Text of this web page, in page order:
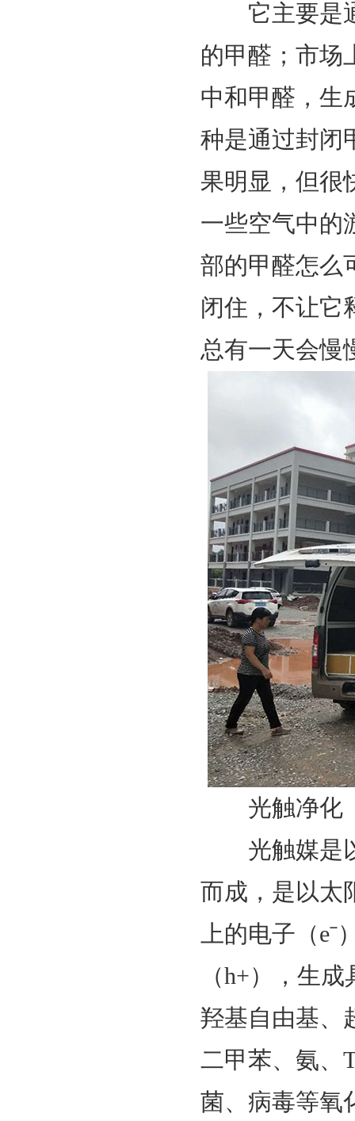
它主要是通
的甲醛；市场
中和甲醛，生
种是通过封闭
果明显，但很
一些空气中的
部的甲醛怎么
闭住，不让它
总有一天会慢
光触净化
光触媒是以
而成，是以太
上的电子（
（h+），生
羟基自由基、
二甲苯、氨、
菌、病毒等氧